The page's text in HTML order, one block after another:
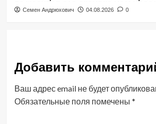
Семен Андрюхович 04.08.2026 0
Добавить
Ваш адрес email не будет
Обязательные поля помечены *